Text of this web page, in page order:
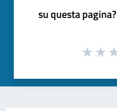
su questa pagina?